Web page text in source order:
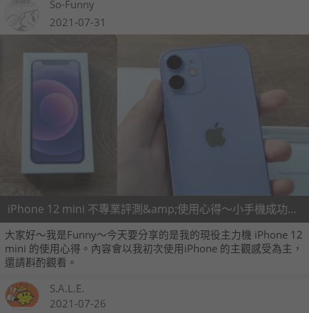
So-Funny
2021-07-31
iPhone 12 mini 不專業評測&amp;使用心得～小手機成功大逆襲～
大家好～我是Funny～今天要分享的是我的現役主力機 iPhone 12
mini 的使用心得。內容會以我初次使用iPhone 的主觀感受為主，
還請斟酌觀看。
S.A.L.E.
2021-07-26